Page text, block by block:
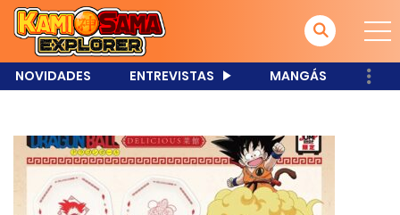
NOVIDADES ENTREVISTAS MANGÁS